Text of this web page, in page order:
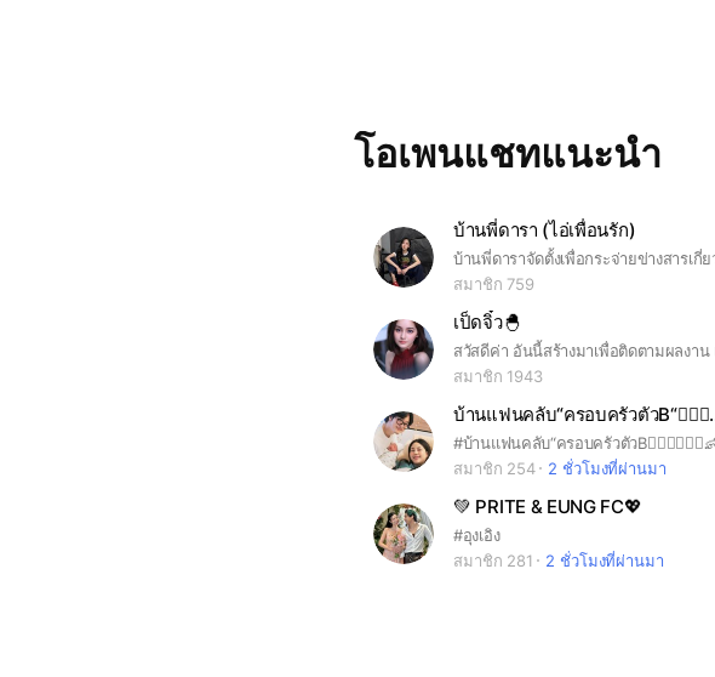
โอเพนแชทแนะนำ
บ้านพี่ดารา (ไอ่เพื่อนรัก)
สมาชิก 759
เป็ดจิ๋ว🐣
สมาชิก 1943
บ้านแฟนคลั
สมาชิก 254
2 ชั่วโมงที่ผ่านมา
💚 PRITE & EUNG FC💖
#อุงเอิง
สมาชิก 281
2 ชั่วโมงที่ผ่านมา